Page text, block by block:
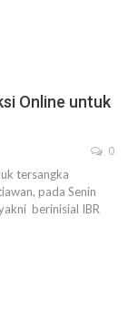
Online untuk
0
tersangka
pada Senin
berinisial IBR